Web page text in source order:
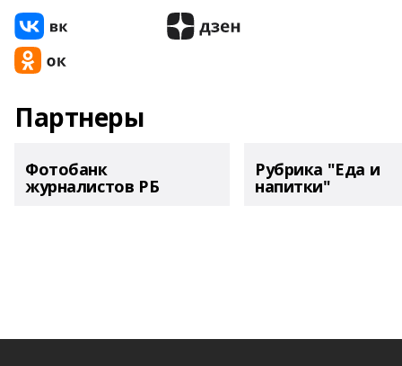
Партнеры
Фотобанк
журналистов РБ
Рубрика "Еда и
напитки"